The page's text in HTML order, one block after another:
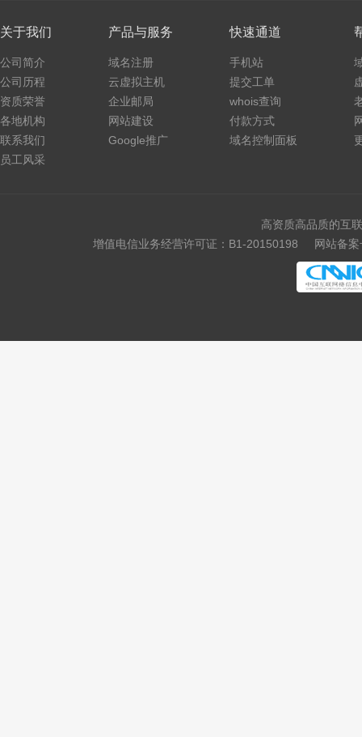
关于我们
公司简介
公司历程
资质荣誉
各地机构
联系我们
员工风采
产品与服务
域名注册
云虚拟主机
企业邮局
网站建设
Google推广
快速通道
手机站
提交工单
whois查询
付款方式
域名控制面板
高资质高品质的互
增值电信业务经营许可证：B1-20150198
网站备